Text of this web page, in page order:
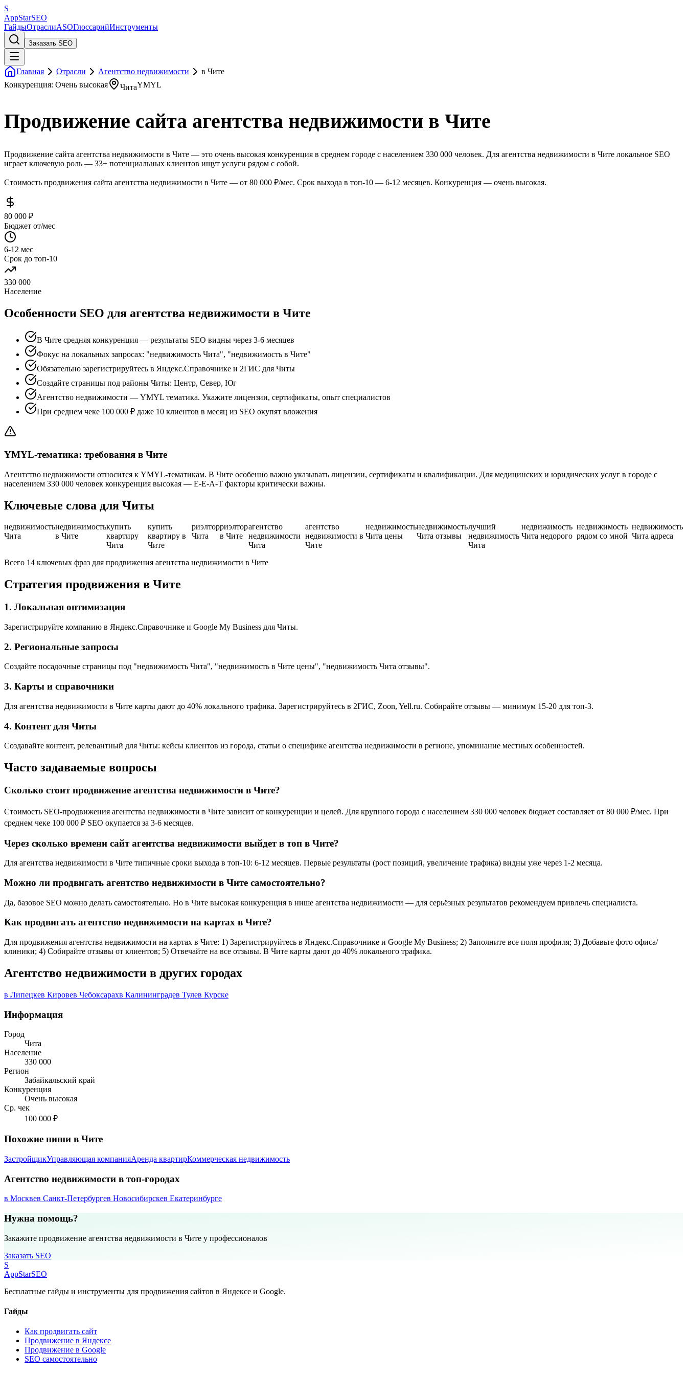
S
AppStarSEO
ГайдыОтраслиASOГлоссарийИнструменты
Заказать SEO
Главная Отрасли Агентство недвижимости
в Чите
Конкуренция: Очень высокая
ЧитаYMYL
Продвижение сайта агентства недвижимости в Чите
Продвижение сайта агентства недвижимости в Чите — это очень высокая конкуренция в среднем городе с населением 330 000 человек. Для агентства недвижимости в Чите локальное SEO
играет ключевую роль — 33+ потенциальных клиентов ищут услуги рядом с собой.
Стоимость продвижения сайта агентства недвижимости в Чите — от 80 000 ₽/мес. Срок выхода в топ-10 — 6-12 месяцев. Конкуренция — очень высокая.
80 000 ₽
Бюджет от/мес
6-12 мес
Срок до топ-10
330 000
Население
Особенности SEO для агентства недвижимости в Чите
В Чите средняя конкуренция — результаты SEO видны через 3-6 месяцев
Фокус на локальных запросах: "недвижимость Чита", "недвижимость в Чите"
Обязательно зарегистрируйтесь в Яндекс.Справочнике и 2ГИС для Читы
Создайте страницы под районы Читы: Центр, Север, Юг
Агентство недвижимости — YMYL тематика. Укажите лицензии, сертификаты, опыт специалистов
При среднем чеке 100 000 ₽ даже 10 клиентов в месяц из SEO окупят вложения
YMYL-тематика: требования в Чите
Агентство недвижимости относится к YMYL-тематикам. В Чите особенно важно указывать лицензии, сертификаты и квалификации. Для медицинских и юридических услуг в городе с
населением 330 000 человек конкуренция высокая — E-E-A-T факторы критически важны.
Ключевые слова для Читы
недвижимость
Чита
недвижимость
в Чите
купить
квартиру
Чита
купить
квартиру в
Чите
риэлтор
Чита
риэлтор
в Чите
агентство
недвижимости
Чита
агентство
недвижимости в
Чите
недвижимость
Чита цены
недвижимость
Чита отзывы
лучший
недвижимость
Чита
недвижимость
Чита недорого
недвижимость
рядом со мной
недвижимость
Чита адреса
Всего 14 ключевых фраз для продвижения агентства недвижимости в Чите
Стратегия продвижения в Чите
1. Локальная оптимизация
Зарегистрируйте компанию в Яндекс.Справочнике и Google My Business для Читы.
2. Региональные запросы
Создайте посадочные страницы под "недвижимость Чита", "недвижимость в Чите цены", "недвижимость Чита отзывы".
3. Карты и справочники
Для агентства недвижимости в Чите карты дают до 40% локального трафика. Зарегистрируйтесь в 2ГИС, Zoon, Yell.ru. Собирайте отзывы — минимум 15-20 для топ-3.
4. Контент для Читы
Создавайте контент, релевантный для Читы: кейсы клиентов из города, статьи о специфике агентства недвижимости в регионе, упоминание местных особенностей.
Часто задаваемые вопросы
Сколько стоит продвижение агентства недвижимости в Чите?
Стоимость SEO-продвижения агентства недвижимости в Чите зависит от конкуренции и целей. Для крупного города с населением 330 000 человек бюджет составляет от 80 000 ₽/мес. При
среднем чеке 100 000 ₽ SEO окупается за 3-6 месяцев.
Через сколько времени сайт агентства недвижимости выйдет в топ в Чите?
Для агентства недвижимости в Чите типичные сроки выхода в топ-10: 6-12 месяцев. Первые результаты (рост позиций, увеличение трафика) видны уже через 1-2 месяца.
Можно ли продвигать агентство недвижимости в Чите самостоятельно?
Да, базовое SEO можно делать самостоятельно. Но в Чите высокая конкуренция в нише агентства недвижимости — для серьёзных результатов рекомендуем привлечь специалиста.
Как продвигать агентство недвижимости на картах в Чите?
Для продвижения агентства недвижимости на картах в Чите: 1) Зарегистрируйтесь в Яндекс.Справочнике и Google My Business; 2) Заполните все поля профиля; 3) Добавьте фото офиса/
клиники; 4) Собирайте отзывы от клиентов; 5) Отвечайте на все отзывы. В Чите карты дают до 40% локального трафика.
Агентство недвижимости в других городах
в Липецкев Кировев Чебоксарахв Калининградев Тулев Курске
Информация
Город
Чита
Население
330 000
Регион
Забайкальский край
Конкуренция
Очень высокая
Ср. чек
100 000 ₽
Похожие ниши в Чите
ЗастройщикУправляющая компанияАренда квартирКоммерческая недвижимость
Агентство недвижимости в топ-городах
в Москвев Санкт-Петербургев Новосибирскев Екатеринбурге
Нужна помощь?
Закажите продвижение агентства недвижимости в Чите у профессионалов
Заказать SEO
S
AppStarSEO
Бесплатные гайды и инструменты для продвижения сайтов в Яндексе и Google.
Гайды
Как продвигать сайт
Продвижение в Яндексе
Продвижение в Google
SEO самостоятельно